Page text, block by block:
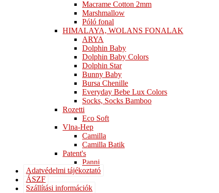
Macrame Cotton 2mm
Marshmallow
Póló fonal
HIMALAYA, WOLANS FONALAK
ARYA
Dolphin Baby
Dolphin Baby Colors
Dolphin Star
Bunny Baby
Bursa Chenille
Everyday Bebe Lux Colors
Socks, Socks Bamboo
Rozetti
Eco Soft
Vlna-Hep
Camilla
Camilla Batik
Patent's
Panni
Adatvédelmi tájékoztató
ÁSZF
Szállítási információk